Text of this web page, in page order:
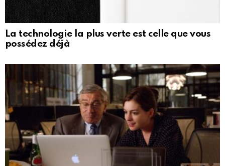
La technologie la plus verte est celle que vous
possédez déjà